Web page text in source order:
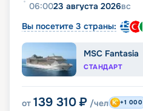
06:0023 августа 2026вс
Вы посетите 3 страны:
MSC Fantasia
СТАНДАРТ
от 139 310 ₽ /чел +1 000